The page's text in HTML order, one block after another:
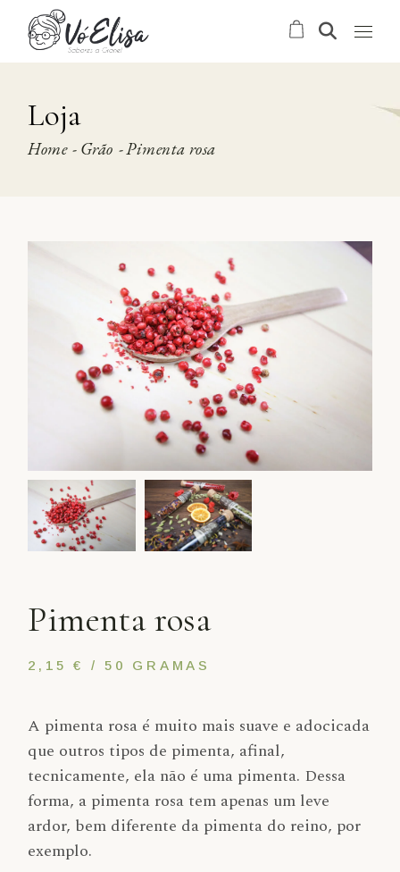
content
Loja
Home Grão Pimenta rosa
Pimenta rosa
2,15 € / 50 GRAMAS
A pimenta rosa é muito mais suave e adocicada
que outros tipos de pimenta, afinal,
tecnicamente, ela não é uma pimenta. Dessa
forma, a pimenta rosa tem apenas um leve
ardor, bem diferente da pimenta do reino, por
exemplo.